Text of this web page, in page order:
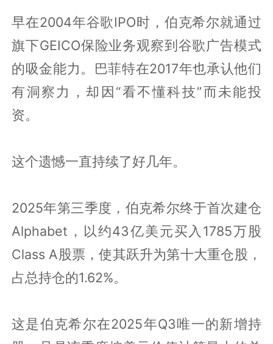
早在2004年谷歌IPO时，伯克希尔就通过
旗下GEICO保险业务观察到谷歌广告模式
的吸金能力。巴菲特在2017年也承认他们
有洞察力，却因“看不懂科技”而未能投
资。
这个遗憾一直持续了好几年。
2025年第三季度，伯克希尔终于首次建仓
Alphabet，以约43亿美元买入1785万股
Class A股票，使其跃升为第十大重仓股，
占总持仓的1.62%。
这是伯克希尔在2025年Q3唯一的新增持